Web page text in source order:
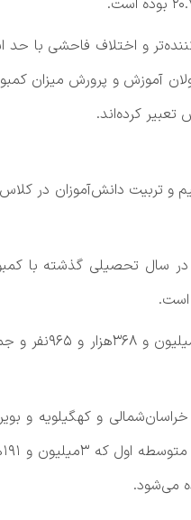
و تربیت دانش‌آموزان در
استان‌های کشور به جز ایلام در سال
همه استان‌ها به جز اردبیل، ایلام، خراسان‌شمالی